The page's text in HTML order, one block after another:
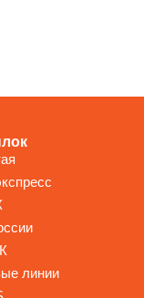
линии